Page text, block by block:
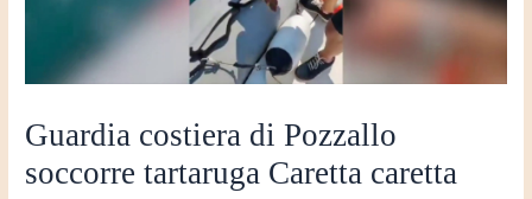
Guardia costiera di Pozzallo
soccorre tartaruga Caretta caretta